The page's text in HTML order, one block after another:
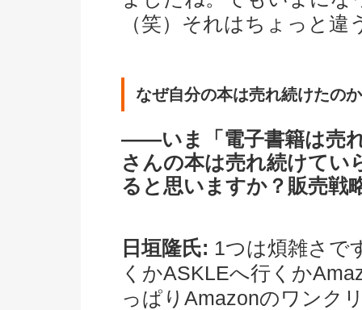
（笑）それはちょっと
なぜ自分の本は売れ続けたの
――いま「電子書籍は売
さんの本は売れ続けてい
ると思いますか？販売戦
日垣隆氏: 1つは煩雑さで
くかASKLEへ行くか
っぱりAmazonのワンク